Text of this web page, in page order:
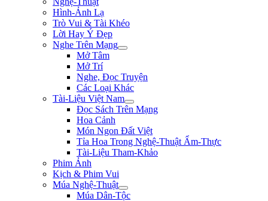
Hình-Ảnh Lạ
Trò Vui & Tài Khéo
Lời Hay Ý Đẹp
Nghe Trên Mạng
Mở Tâm
Mở Trí
Nghe, Đọc Truyện
Các Loại Khác
Tài-Liệu Việt Nam
Đọc Sách Trên Mạng
Hoa Cảnh
Món Ngon Đất Việt
Tỉa Hoa Trong Nghệ-Thuật Ẩm-Thực
Tài-Liệu Tham-Khảo
Phim Ảnh
Kịch & Phim Vui
Múa Nghệ-Thuật
Múa Dân-Tộc